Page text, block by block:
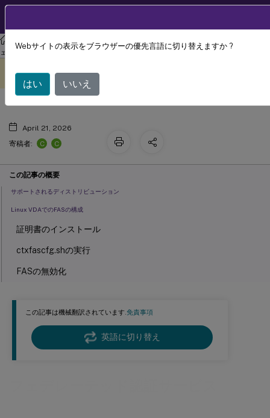
リナックス バーチャル デリバリー エージェント
Linux仮想配信エージ
ェント 2411
この記事は機械翻訳されています.免責事項
英語に切り替え
翻訳されています。
フェデレーテッド認証サービス
April 21, 2026
寄稿者:
C C
この記事の概要
サポートされるディストリビューション
Linux VDAでのFASの構成
証明書のインストール
ctxfascfg.shの実行
FASの無効化
トラブルシューティング
FASサーバー構成エラー
CA証明書構成エラー
Webサイトの表示をブラウザーの優先言語に切り替えますか ?
はい いいえ